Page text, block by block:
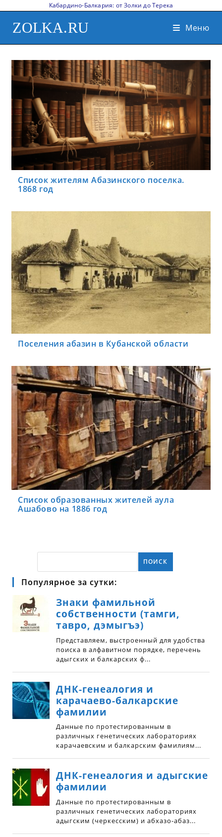
Кабардино-Балкария: от Золки до Терека
ZOLKA.RU Меню
Список жителям Абазинского поселка.
1868 год
Поселения абазин в Кубанской области
Список образованных жителей аула
Ашабово на 1886 год
ПОИСК
Популярное за сутки: